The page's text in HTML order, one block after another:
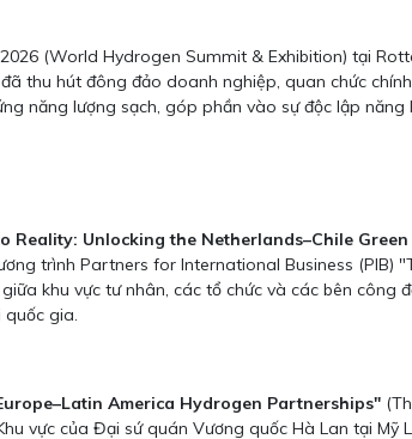
(World Hydrogen Summit & Exhibition) tại
thu hút đông đảo doanh nghiệp, quan chức
năng lượng sạch, góp phần vào sự độc lập
Reality: Unlocking the Netherlands–Chile
trình Partners for International Business (PIB)
khu vực tư nhân, các tổ chức và các bên công
quốc gia.
America Hydrogen Partnerships"
vực của Đại sứ quán Vương quốc Hà Lan tại